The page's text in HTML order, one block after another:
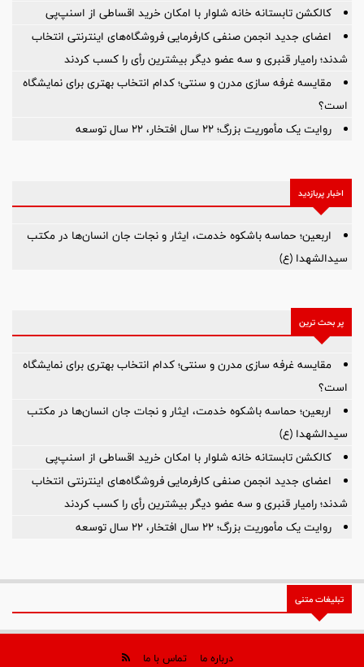
کالکشن تابستانه خانه شلوار با امکان خرید اقساطی از اسنپ‌پی
اعضای جدید انجمن صنفی کارفرمایی فروشگاه‌های اینترنتی انتخاب
شدند؛ رامیار قنبری و سه عضو دیگر بیشترین رأی را کسب کردند
مقایسه غرفه سازی مدرن و سنتی؛ کدام انتخاب بهتری برای نمایشگاه
است؟
روایت یک مأموریت بزرگ؛ ۲۲ سال افتخار، ۲۲ سال توسعه
اخبار پربازدید
اربعین؛ حماسه باشکوه خدمت، ایثار و نجات جان انسان‌ها در مکتب
سیدالشهدا (ع)
پر بحث ترین
مقایسه غرفه سازی مدرن و سنتی؛ کدام انتخاب بهتری برای نمایشگاه
است؟
اربعین؛ حماسه باشکوه خدمت، ایثار و نجات جان انسان‌ها در مکتب
سیدالشهدا (ع)
کالکشن تابستانه خانه شلوار با امکان خرید اقساطی از اسنپ‌پی
اعضای جدید انجمن صنفی کارفرمایی فروشگاه‌های اینترنتی انتخاب
شدند؛ رامیار قنبری و سه عضو دیگر بیشترین رأی را کسب کردند
روایت یک مأموریت بزرگ؛ ۲۲ سال افتخار، ۲۲ سال توسعه
تبلیغات متنی
درباره ما تماس با ما